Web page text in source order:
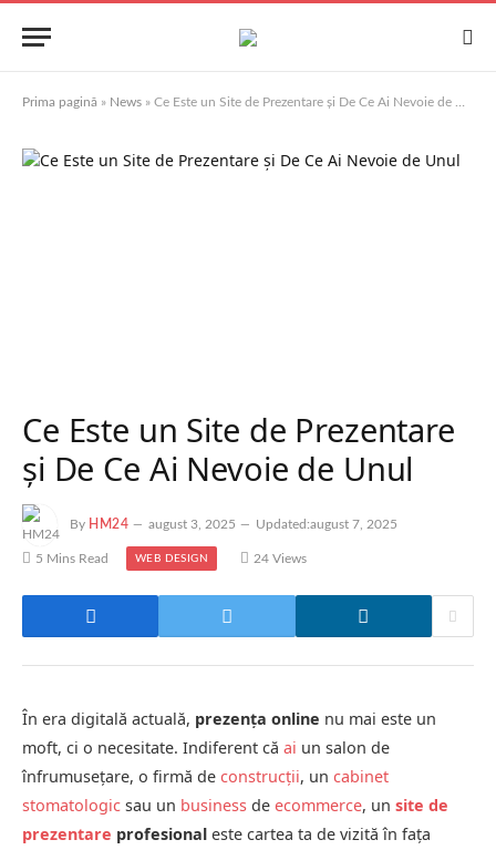
Prima pagină » News » Ce Este un Site de Prezentare și De Ce Ai Nevoie de Unul
Ce Este un Site de Prezentare
și De Ce Ai Nevoie de Unul
By HM24 august 3, 2025 Updated:august 7, 2025
5 Mins Read WEB DESIGN 24 Views
În era digitală actuală, prezența online nu mai este un
moft, ci o necesitate. Indiferent că ai un salon de
înfrumusețare, o firmă de construcții, un cabinet
stomatologic sau un business de ecommerce, un site de
prezentare profesional este cartea ta de vizită în fața